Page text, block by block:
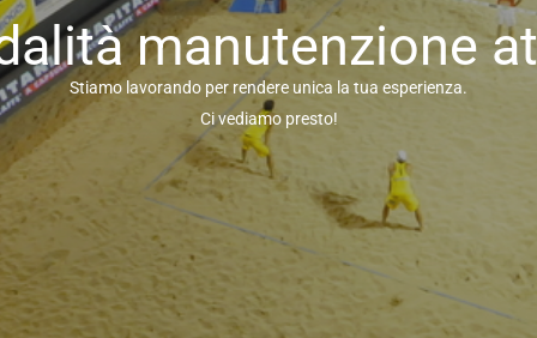
manutenzione
Stiamo lavorando per rendere unica la tua esperienza.
Ci vediamo presto!